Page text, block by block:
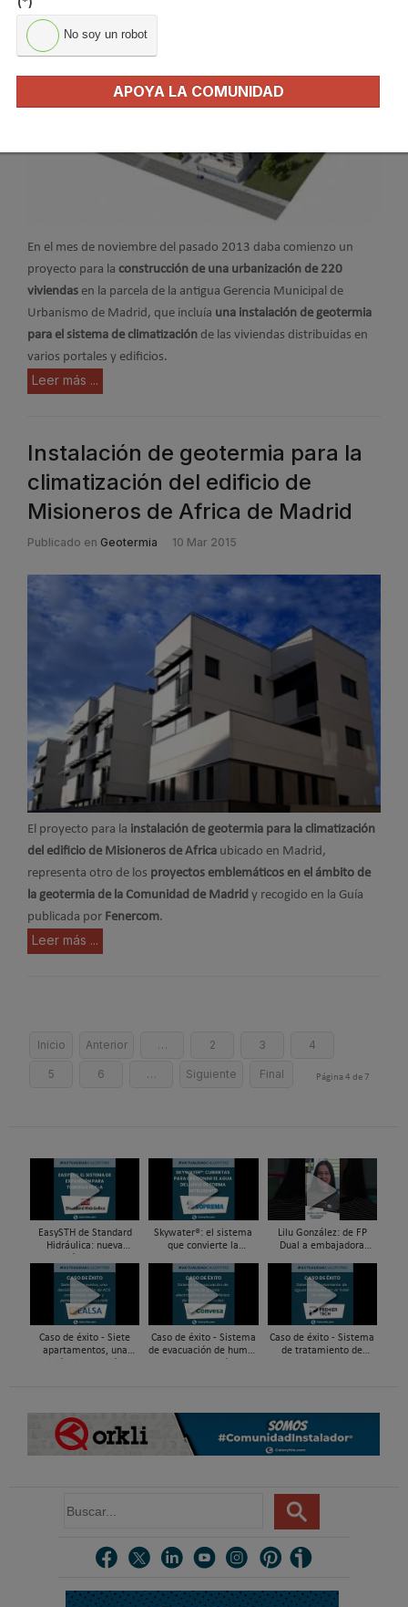
En el mes de noviembre del pasado 2013 daba comienzo un
proyecto para la construcción de una urbanización de 220
viviendas en la parcela de la antigua Gerencia Municipal de
Urbanismo de Madrid, que incluía una instalación de geotermia
para el sistema de climatización de las viviendas distribuidas en
varios portales y edificios.
Leer más ...
Instalación de geotermia para la
climatización del edificio de
Misioneros de Africa de Madrid
Publicado en Geotermia 10 Mar 2015
El proyecto para la instalación de geotermia para la climatización
del edificio de Misioneros de Africa ubicado en Madrid,
representa otro de los proyectos emblemáticos en el ámbito de
la geotermia de la Comunidad de Madrid y recogido en la Guía
publicada por Fenercom.
Leer más ...
Inicio Anterior … 2 3 4
5 6 … Siguiente Final Página 4 de 7
EasySTH de Standard
Hidráulica: nueva
de expansión para
tuberías PEX
Skywater®: el sistema
que convierte la
infraestructura activa de
gestión del agua...
Lilu González: de FP
Dual a embajadora
| Mecatrónica Industrial
Caso de éxito - Siete
apartamentos, una
Caso de éxito - Sistema
de evacuación de humos
Caso de éxito - Sistema
de tratamiento de
u
r
No soy un robot
APOYA LA COMUNIDAD